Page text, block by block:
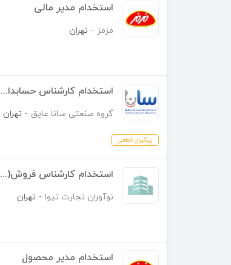
استخدام مدیر مالی
مزمز - تهران
استخدام کارشناس حسابداری
گروه صنعتی سانا عایق - تهران
پیگیری قطعی
استخدام کارشناس فروش(موبایل)
نوآوران تجارت تیوا - تهران
استخدام مدیر محصول